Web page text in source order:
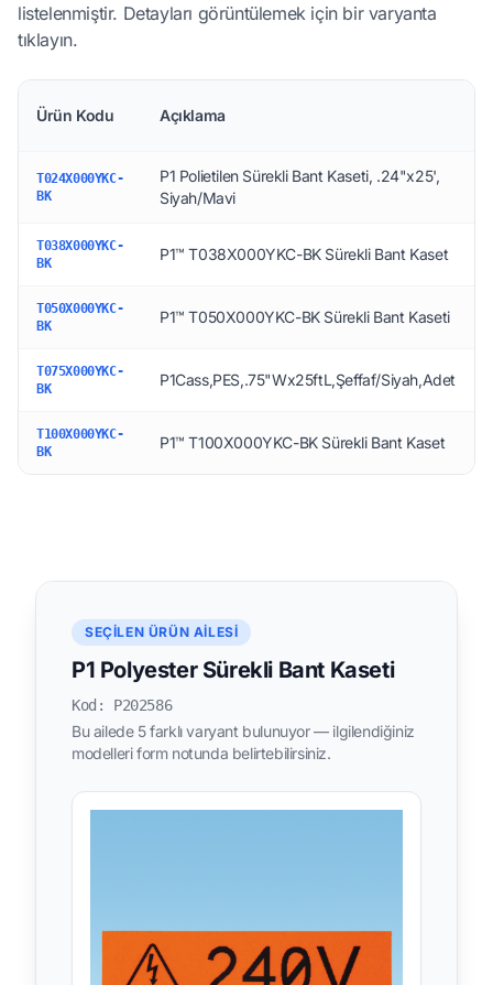
listelenmiştir. Detayları görüntülemek için bir varyanta
tıklayın.
Ürün Kodu Açıklama
T024X000YKC-
BK
P1 Polietilen Sürekli Bant Kaseti, .24"x25',
Siyah/Mavi
T038X000YKC-
BK
P1™ T038X000YKC-BK Sürekli Bant Kaset
T050X000YKC-
BK
P1™ T050X000YKC-BK Sürekli Bant Kaseti
T075X000YKC-
BK
P1Cass,PES,.75"Wx25ftL,Şeffaf/Siyah,Adet
T100X000YKC-
BK
P1™ T100X000YKC-BK Sürekli Bant Kaset
SEÇILEN ÜRÜN AILESI
P1 Polyester Sürekli Bant Kaseti
Kod: P202586
Bu ailede 5 farklı varyant bulunuyor — ilgilendiğiniz
modelleri form notunda belirtebilirsiniz.